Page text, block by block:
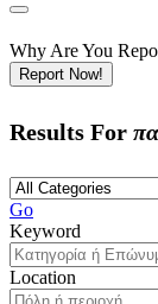
Why Are You
Report Now!
Results For
Go
Keyword
Location